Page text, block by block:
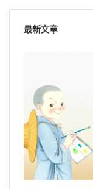
最新文章